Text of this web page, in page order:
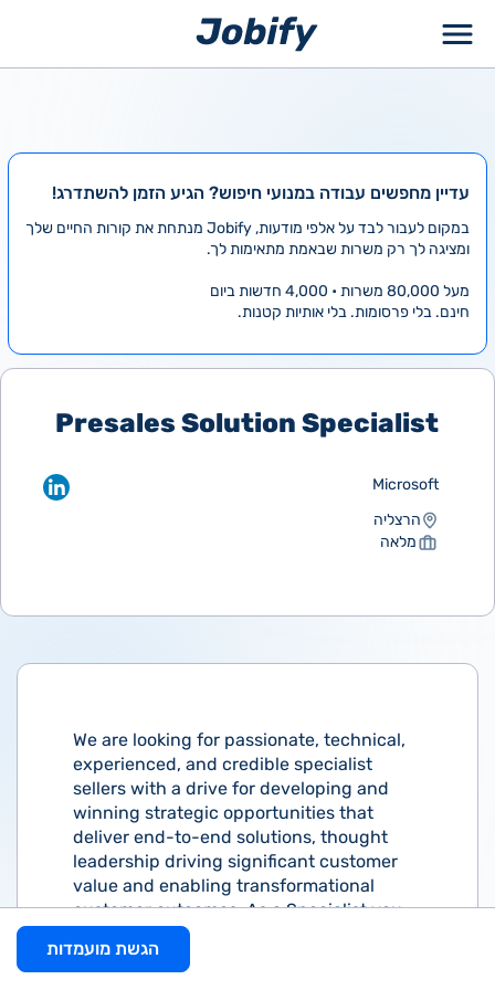
עדיין מחפשים עבודה במנועי חיפוש? הגיע הזמן להשתדרג!
במקום לעבור לבד על אלפי מודעות, Jobify מנתחת את קורות החיים שלך
ומציגה לך רק משרות שבאמת מתאימות לך.
מעל 80,000 משרות • 4,000 חדשות ביום
חינם. בלי פרסומות. בלי אותיות קטנות.
Presales Solution Specialist
Microsoft
הרצליה
מלאה
We are looking for passionate, technical,
experienced, and credible specialist
sellers with a drive for developing and
winning strategic opportunities that
deliver end-to-end solutions, thought
leadership driving significant customer
value and enabling transformational
customer outcomes. As a Specialist you
will lead the creation of digital
transformation strategies with
הגשת מועמדות